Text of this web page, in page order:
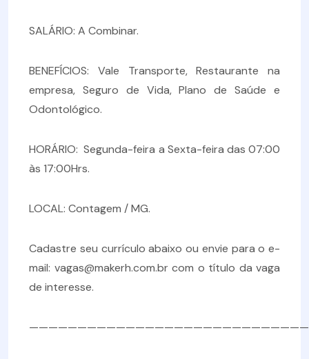
SALÁRIO: A Combinar.
BENEFÍCIOS: Vale Transporte, Restaurante na
empresa, Seguro de Vida, Plano de Saúde e
Odontológico.
HORÁRIO: Segunda-feira a Sexta-feira das 07:00
às 17:00Hrs.
LOCAL: Contagem / MG.
Cadastre seu currículo abaixo ou envie para o e-
mail: vagas@makerh.com.br com o título da vaga
de interesse.